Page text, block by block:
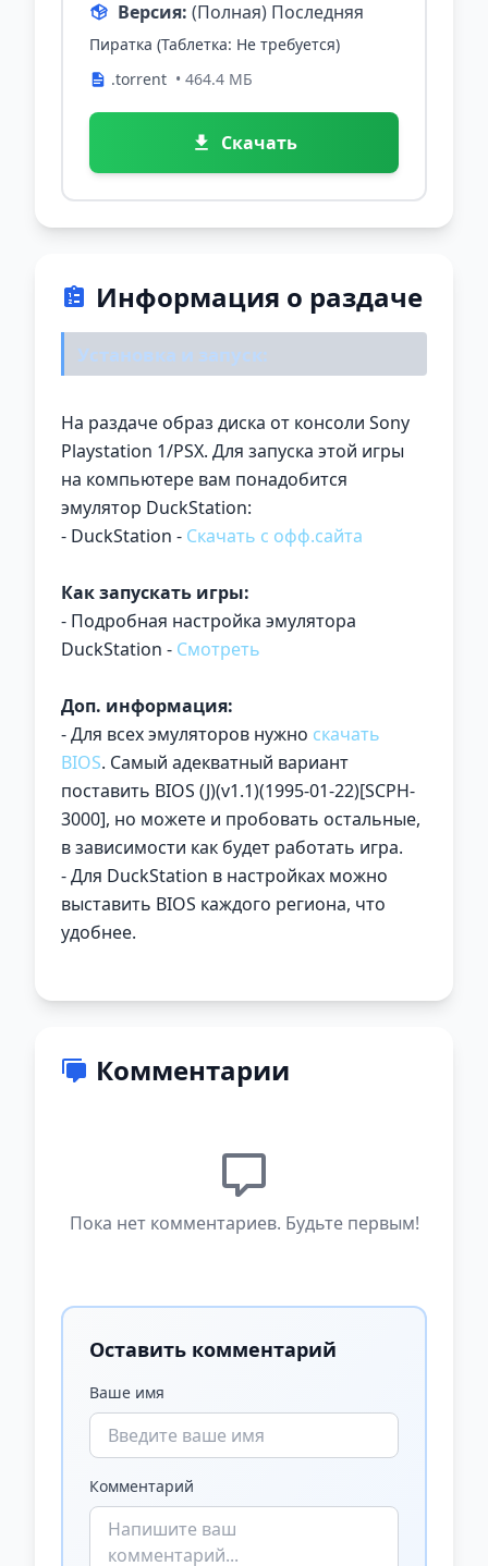
Версия: (Полная) Последняя
Пиратка (Таблетка: Не требуется)
.torrent • 464.4 МБ
Скачать
Информация о раздаче
Установка и запуск:
На раздаче образ диска от консоли Sony
Playstation 1/PSX. Для запуска этой игры
на компьютере вам понадобится
эмулятор DuckStation:
- DuckStation - Скачать с офф.сайта
Как запускать игры:
- Подробная настройка эмулятора
DuckStation - Смотреть
Доп. информация:
- Для всех эмуляторов нужно скачать
BIOS. Самый адекватный вариант
поставить BIOS (J)(v1.1)(1995-01-22)[SCPH-
3000], но можете и пробовать остальные,
в зависимости как будет работать игра.
- Для DuckStation в настройках можно
выставить BIOS каждого региона, что
удобнее.
Комментарии
Пока нет комментариев. Будьте первым!
Оставить комментарий
Ваше имя
Комментарий